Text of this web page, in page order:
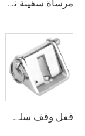
مرساة سفينة نمط Delta رسو من الفولاذ المقاوم للصدأ من الدرجة البحرية 316
قفل وقف سلسلة القطر الخاص بالسفينة المصنوع من الفولاذ المقاوم للصدأ 316